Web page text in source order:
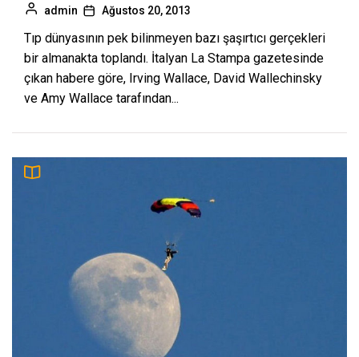
admin Ağustos 20, 2013
Tıp dünyasının pek bilinmeyen bazı şaşırtıcı gerçekleri
bir almanakta toplandı. İtalyan La Stampa gazetesinde
çıkan habere göre, Irving Wallace, David Wallechinsky
ve Amy Wallace tarafından...